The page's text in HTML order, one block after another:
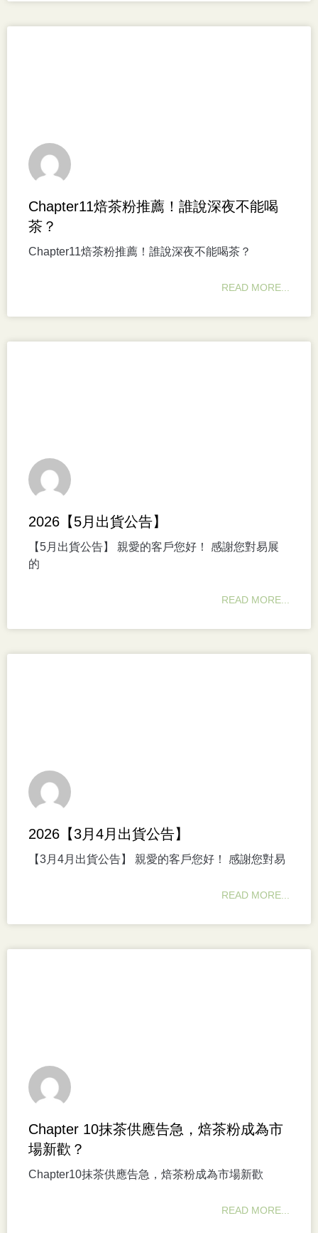
Chapter11焙茶粉推薦！誰說深夜不能喝
茶？
Chapter11焙茶粉推薦！誰說深夜不能喝茶？
READ MORE...
2026【5月出貨公告】
【5月出貨公告】 親愛的客戶您好！ 感謝您對易展
的
READ MORE...
2026【3月4月出貨公告】
【3月4月出貨公告】 親愛的客戶您好！ 感謝您對易
READ MORE...
Chapter 10抹茶供應告急，焙茶粉成為市
場新歡？
Chapter10抹茶供應告急，焙茶粉成為市場新歡
READ MORE...